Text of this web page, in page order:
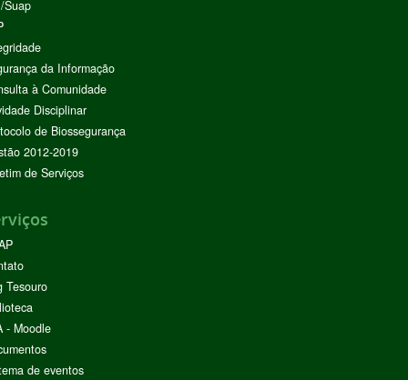
Suap
da Informação
à Comunidade
Disciplinar
de Biossegurança
2012-2019
de Serviços
Tesouro
- Moodle
de eventos